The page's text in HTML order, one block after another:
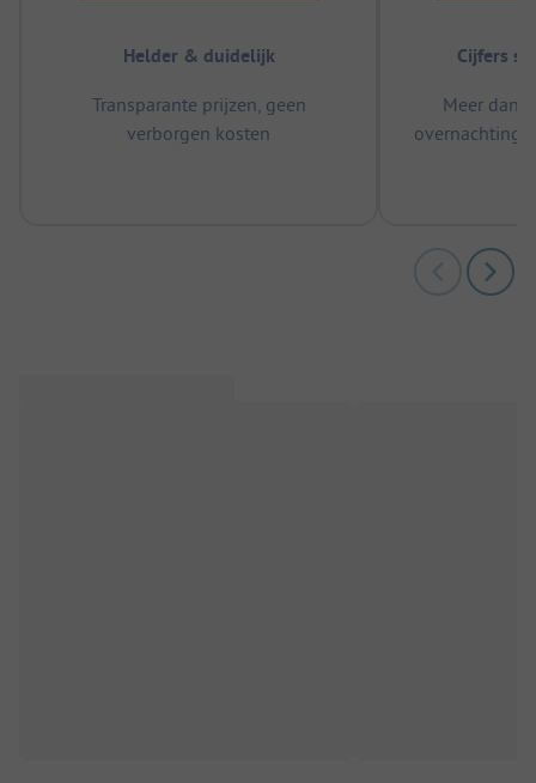
Helder & duidelijk
Transparante prijzen, geen
verborgen kosten
Cijfers
Meer dan